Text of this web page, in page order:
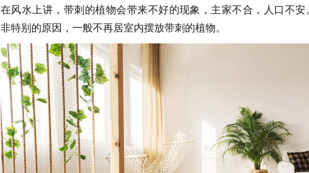
在风水上讲，带刺的植物会带来不好的现象，主家不合，人口不安
非特别的原因，一般不再居室内摆放带刺的植物。